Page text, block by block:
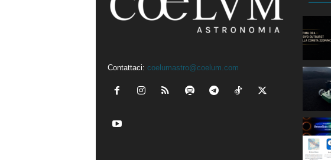
Contattaci: coelumastro@coelum.com